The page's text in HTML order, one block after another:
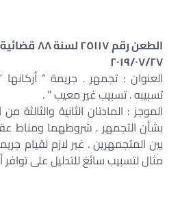
الطعن رقم
٢٠١٩/٠٧/٢٧
العنوان : تجمهر . جريمة ”
تسبيبه . تسبيب غير معيب ” .
بشأن التجمهر . شروطهما ومناط
بين المتجمهرين . غير لازم لقيام
مثال لتسبيب سائغ للتدليل على